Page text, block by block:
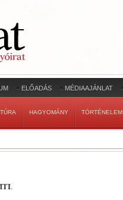
ELŐADÁS MÉDIAAJÁNLAT
HAGYOMÁNY TÖRTÉNELEM
.